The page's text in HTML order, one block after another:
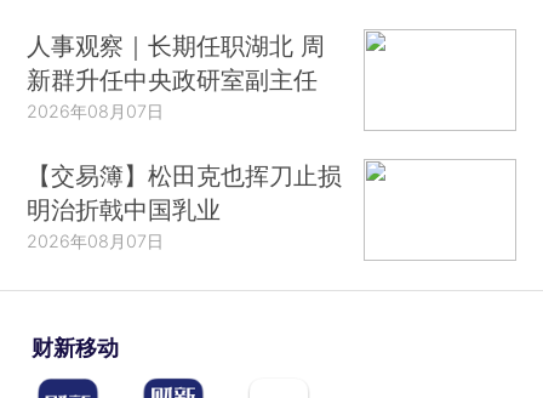
人事观察｜长期任职湖北 周
新群升任中央政研室副主任
2026年08月07日
【交易簿】松田克也挥刀止损
明治折戟中国乳业
2026年08月07日
财新移动